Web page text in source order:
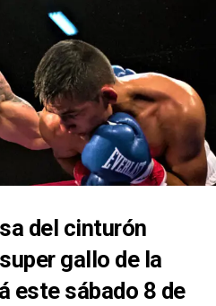
del cinturón
gallo de la
este sábado 8 de